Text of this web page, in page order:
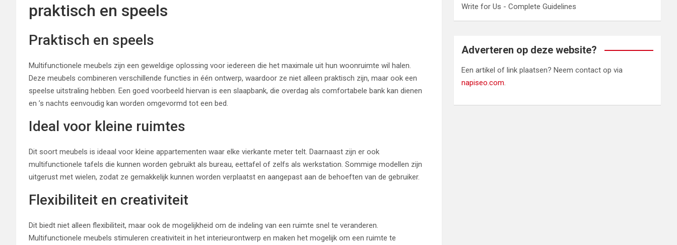
praktisch en speels
Praktisch en speels
Multifunctionele meubels zijn een geweldige oplossing voor iedereen die het maximale uit hun woonruimte wil halen.
Deze meubels combineren verschillende functies in één ontwerp, waardoor ze niet alleen praktisch zijn, maar ook een
speelse uitstraling hebben. Een goed voorbeeld hiervan is een slaapbank, die overdag als comfortabele bank kan dienen
en ’s nachts eenvoudig kan worden omgevormd tot een bed.
Ideal voor kleine ruimtes
Dit soort meubels is ideaal voor kleine appartementen waar elke vierkante meter telt. Daarnaast zijn er ook
multifunctionele tafels die kunnen worden gebruikt als bureau, eettafel of zelfs als werkstation. Sommige modellen zijn
uitgerust met wielen, zodat ze gemakkelijk kunnen worden verplaatst en aangepast aan de behoeften van de gebruiker.
Flexibiliteit en creativiteit
Dit biedt niet alleen flexibiliteit, maar ook de mogelijkheid om de indeling van een ruimte snel te veranderen.
Multifunctionele meubels stimuleren creativiteit in het interieurontwerp en maken het mogelijk om een ruimte te
Write for Us - Complete Guidelines
Adverteren op deze website?
Een artikel of link plaatsen? Neem contact op via
napiseo.com.